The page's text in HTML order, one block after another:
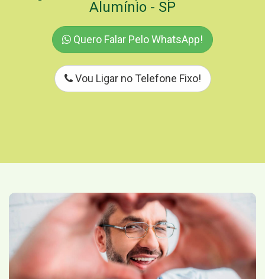
Alumínio - SP
Quero Falar Pelo WhatsApp!
Vou Ligar no Telefone Fixo!